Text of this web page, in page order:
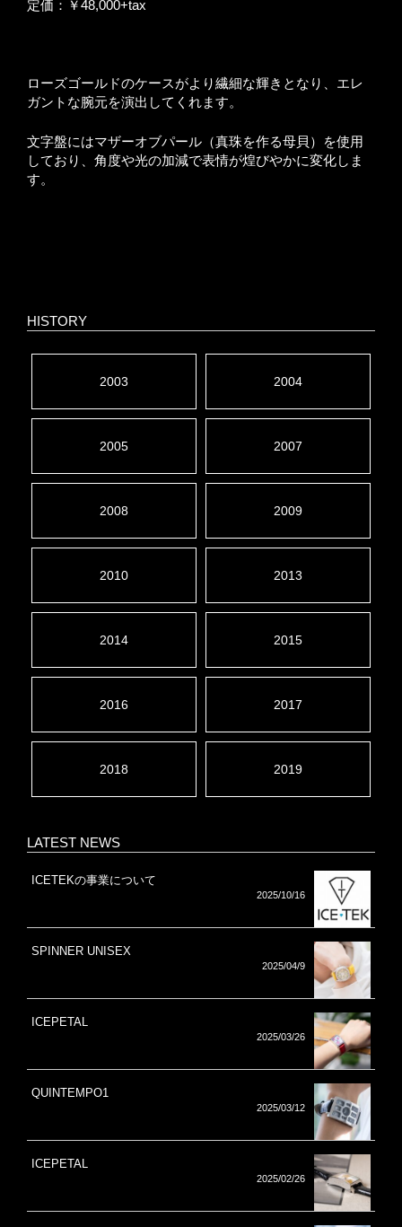
定価：￥48,000+tax
ローズゴールドのケースがより繊細な輝きとなり、エレ
ガントな腕元を演出してくれます。
文字盤にはマザーオブパール（真珠を作る母貝）を使用
しており、角度や光の加減で表情が煌びやかに変化しま
す。
HISTORY
2003 2004
2005 2007
2008 2009
2010 2013
2014 2015
2016 2017
2018 2019
LATEST NEWS
ICETEKの事業について
2025/10/16
SPINNER UNISEX
2025/04/9
ICEPETAL
2025/03/26
QUINTEMPO1
2025/03/12
ICEPETAL
2025/02/26